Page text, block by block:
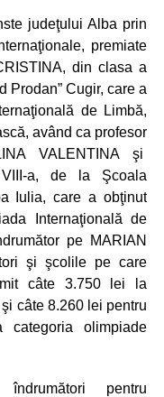
judeţului Alba prin
premiate
din clasa a
Prodan” Cugir, care a
de Limbă,
având ca profesor
VALENTINA şi
a, de la Şcoala
Iulia, care a obţinut
Internaţională de
pe MARIAN
şi şcolile pe care
câte 3.750 lei la
câte 8.260 lei pentru
olimpiade
pentru